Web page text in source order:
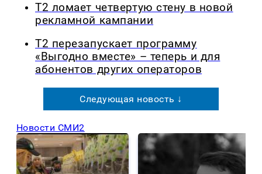
Т2 ломает четвертую стену в новой
рекламной кампании
Т2 перезапускает программу
«Выгодно вместе» – теперь и для
абонентов других операторов
Следующая новость ↓
Новости СМИ2